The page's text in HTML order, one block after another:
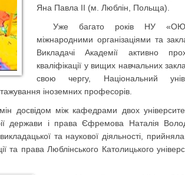
Яна Павла II (м. Люблін, Польща).
Уже багато років НУ
міжнародними організаціями та
Викладачі Академії активно
кваліфікації у вищих навчальних
свою чергу, Національний
іноземних професорів.
досвідом між кафедрами двох
держави і права Єфремова Наталія
та наукової діяльності,
та права Люблінського Католицького